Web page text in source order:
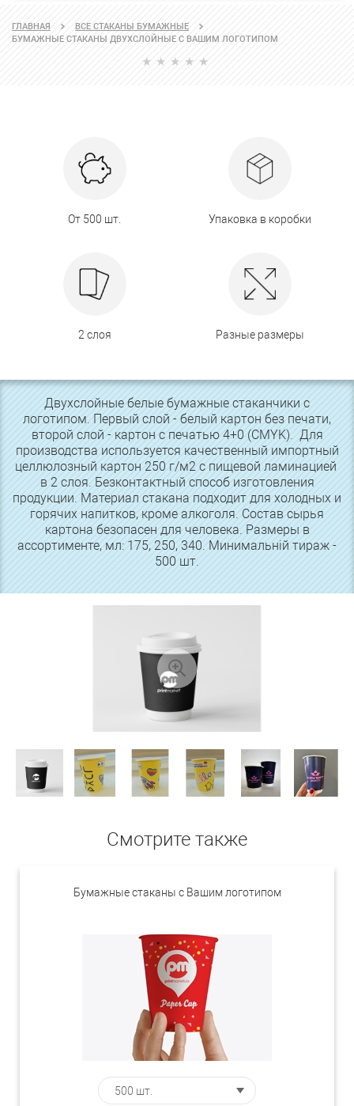
ГЛАВНАЯ
ВСЕ СТАКАНЫ БУМАЖНЫЕ
БУМАЖНЫЕ СТАКАНЫ ДВУХСЛОЙНЫЕ С ВАШИМ ЛОГОТИПОМ
От 500 шт. Упаковка в коробки
2 слоя Разные размеры
Двухслойные белые бумажные стаканчики с
логотипом. Первый слой - белый картон без печати,
второй слой - картон с печатью 4+0 (СMYK). Для
производства используется качественный импортный
целлюлозный картон 250 г/м2 с пищевой ламинацией
в 2 слоя. Безконтактный способ изготовления
продукции. Материал стакана подходит для холодных и
горячих напитков, кроме алкоголя. Состав сырья
картона безопасен для человека. Размеры в
ассортименте, мл: 175, 250, 340. Минимальній тираж -
500 шт.
Смотрите также
Бумажные стаканы с Вашим логотипом